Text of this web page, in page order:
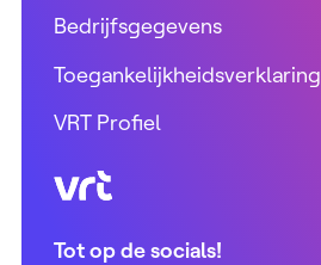
Bedrijfsgegevens
Toegankelijkheidsverklaring
VRT Profiel
VRT (home)
Tot op de socials!